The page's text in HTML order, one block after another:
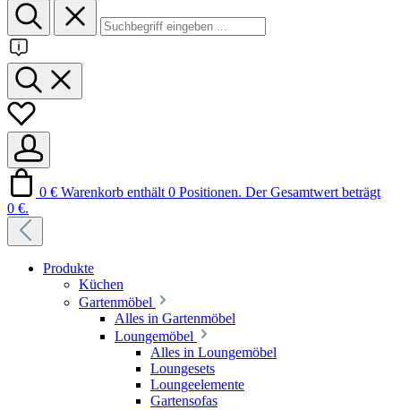
0 € Warenkorb enthält 0 Positionen. Der Gesamtwert beträgt
0 €.
Produkte
Küchen
Gartenmöbel
Alles in Gartenmöbel
Loungemöbel
Alles in Loungemöbel
Loungesets
Loungeelemente
Gartensofas